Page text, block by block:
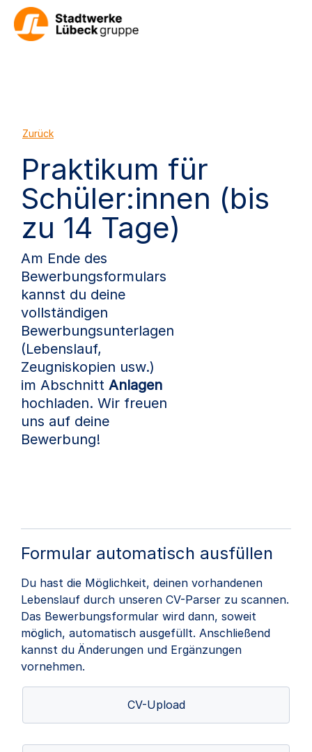
Zurück
Praktikum für
Schüler:innen (bis
zu 14 Tage)
Am Ende des
Bewerbungsformulars
kannst du deine
vollständigen
Bewerbungsunterlagen
(Lebenslauf,
Zeugniskopien usw.)
im Abschnitt Anlagen
hochladen. Wir freuen
uns auf deine
Bewerbung!
Formular automatisch ausfüllen
Du hast die Möglichkeit, deinen vorhandenen
Lebenslauf durch unseren CV-Parser zu scannen.
Das Bewerbungsformular wird dann, soweit
möglich, automatisch ausgefüllt. Anschließend
kannst du Änderungen und Ergänzungen
vornehmen.
CV-Upload